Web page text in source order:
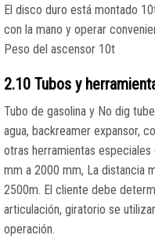
El disco duro está montado
con la mano y operar
Peso del ascensor 10t
2.10 Tubos y
Tubo de gasolina y No dig
agua, backreamer expansor,
otras herramientas
mm a 2000 mm, La distancia
2500m. El cliente debe
articulación, giratorio se
operación.